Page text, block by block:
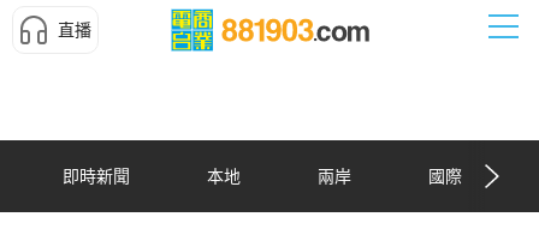
直播
即時新聞 本地 兩岸 國際